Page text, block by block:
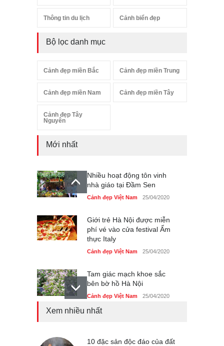
Thông tin du lịch Cảnh biển đẹp
Bộ lọc danh mục
Cảnh đẹp miền Bắc Cảnh đẹp miền Trung
Cảnh đẹp miền Nam Cảnh đẹp miền Tây
Cảnh đẹp Tây
Nguyên
Mới nhất
Nhiều hoạt động tôn vinh
nhà giáo tại Đầm Sen
Cảnh đẹp Việt Nam 25/04/2020
Giới trẻ Hà Nội được miễn
phí vé vào cửa festival Ẩm
thực Italy
Cảnh đẹp Việt Nam 25/04/2020
Tam giác mạch khoe sắc
bên bờ hồ Hà Nội
Cảnh đẹp Việt Nam 25/04/2020
Cảnh đẹp Việt Nam 24/04/2020
Xem nhiều nhất
10 đặc sản độc đáo của đất